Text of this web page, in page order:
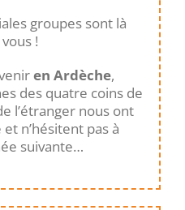
groupes sont là
!
en Ardèche,
des quatre coins de
l’étranger nous ont
n’hésitent pas à
suivante…